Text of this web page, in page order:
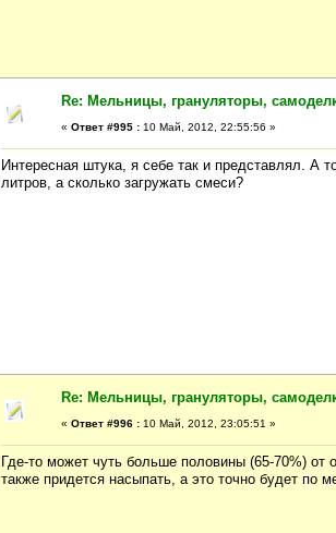
Re: Мельницы, грануляторы,
« Ответ #995 : 10 Май, 2012, 22:55:56 »
Интересная штука, я себе так и представлял. А
литров, а сколько загружать смеси?
Re: Мельницы, грануляторы,
« Ответ #996 : 10 Май, 2012, 23:05:51 »
Где-то может чуть больше половины (65-70%)
также придется насыпать, а это точно будет по